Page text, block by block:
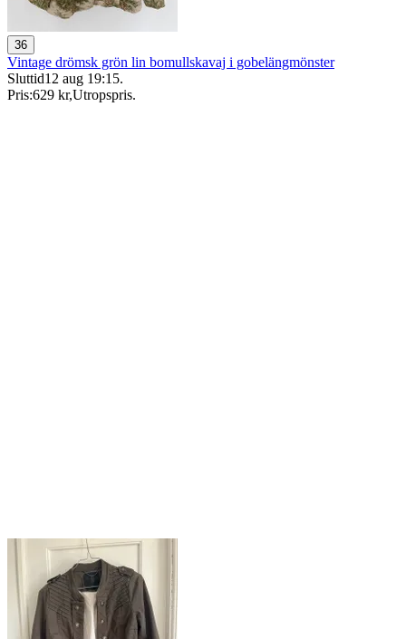
36
Vintage drömsk grön lin bomullskavaj i gobelängmönster
Sluttid12 aug 19:15.
Pris:629 kr,Utropspris.